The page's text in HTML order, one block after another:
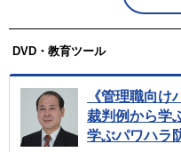
DVD・教育ツール
《管理職向け
裁判例から学
学ぶパワハラ